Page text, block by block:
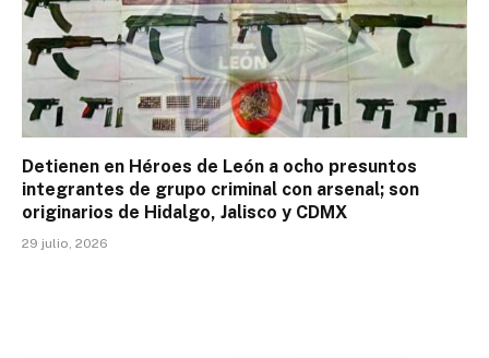
Detienen en Héroes de León a ocho presuntos
integrantes de grupo criminal con arsenal; son
originarios de Hidalgo, Jalisco y CDMX
29 julio, 2026